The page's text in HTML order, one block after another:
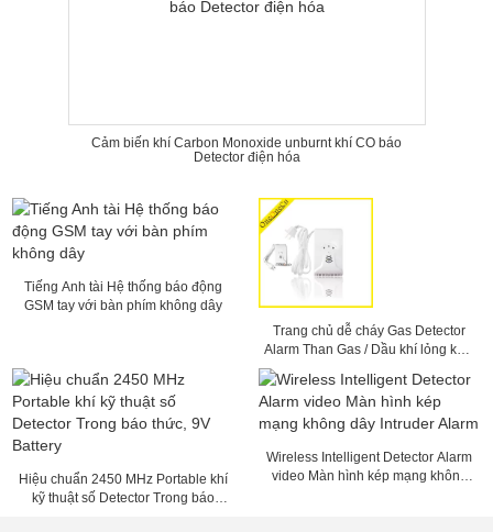
Cảm biến khí Carbon Monoxide unburnt khí CO báo
Detector điện hóa
Tiếng Anh tài Hệ thống báo động
GSM tay với bàn phím không dây
Trang chủ dễ cháy Gas Detector
Alarm Than Gas / Dầu khí lỏng khí /
Hiệu chuẩn 2450 MHz Portable khí
kỹ thuật số Detector Trong báo
Wireless Intelligent Detector Alarm
video Màn hình kép mạng không